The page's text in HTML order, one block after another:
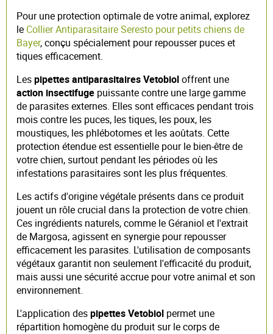
Pour une protection optimale de votre animal, explorez
le Collier Antiparasitaire Seresto pour petits chiens de
Bayer, conçu spécialement pour repousser puces et
tiques efficacement.
Lespipettes antiparasitaires Vetobioloffrent une
action insectifuge puissante contre une large gamme
de parasites externes. Elles sont efficaces pendant trois
mois contre les puces, les tiques, les poux, les
moustiques, les phlébotomes et les aoûtats. Cette
protection étendue est essentielle pour le bien-être de
votre chien, surtout pendant les périodes où les
infestations parasitaires sont les plus fréquentes.
Les actifs d'origine végétale présents dans ce produit
jouent un rôle crucial dans la protection de votre chien.
Ces ingrédients naturels, comme le Géraniol et l'extrait
de Margosa, agissent en synergie pour repousser
efficacement les parasites. L'utilisation de composants
végétaux garantit non seulement l'efficacité du produit,
mais aussi une sécurité accrue pour votre animal et son
environnement.
L'application despipettes Vetobiol permet une
répartition homogène du produit sur le corps de